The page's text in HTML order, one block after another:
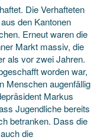
Die Verhafteten
den Kantonen
Erneut waren die
Markt massiv, die
als vor zwei Jahren.
worden war,
Menschen augenfällig
Markus
Jugendliche bereits
betranken. Dass die
die